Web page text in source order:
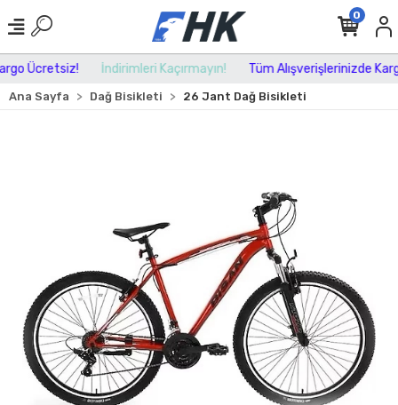
Ücretsiz! İndirimleri Kaçırmayın! Tüm Alışverişlerinizde
0
Ana Sayfa Dağ Bisikleti 26 Jant Dağ Bisikleti